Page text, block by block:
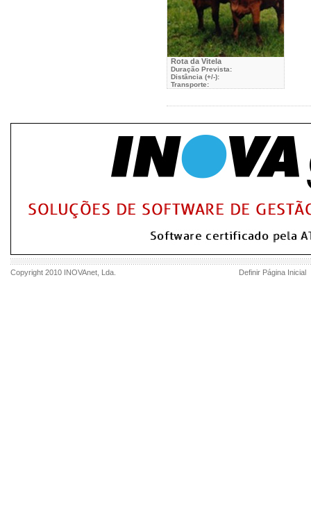
Rota da Vitela
Duração Prevista:
Distância (+/-):
Transporte:
Copyright 2010 INOVAnet , Lda. Definir Página Inicial